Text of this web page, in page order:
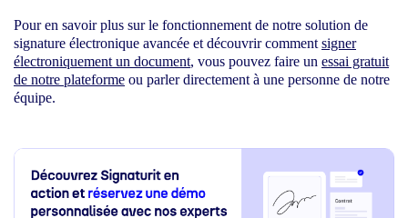
Pour en savoir plus sur le fonctionnement de notre solution de
signature électronique avancée et découvrir comment signer
électroniquement un document, vous pouvez faire un essai gratuit
de notre plateforme ou parler directement à une personne de notre
équipe.